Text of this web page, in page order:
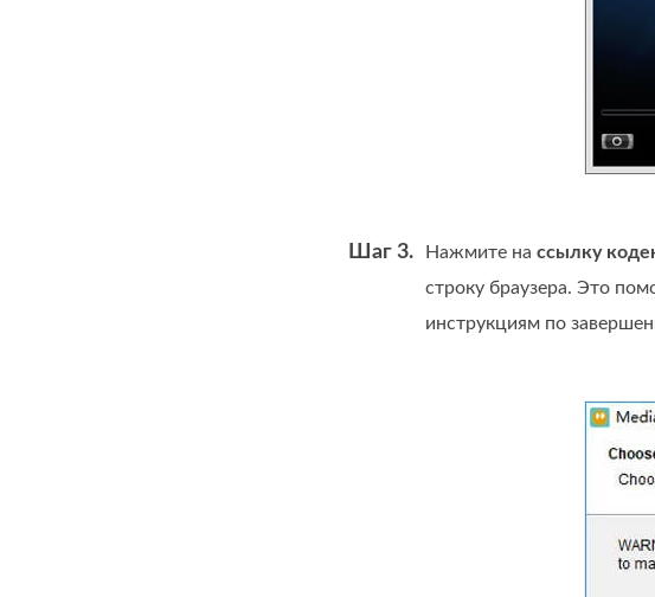
Шаг 3. Нажмите на ссылку
строку браузера. Это
инструкциям по